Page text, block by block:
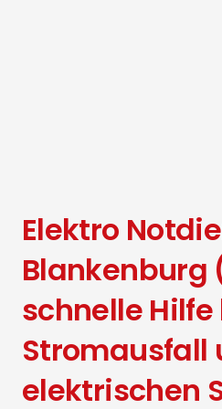
Elektro
Blankenburg
schnelle Hilfe
Stromausfall
elektrischen